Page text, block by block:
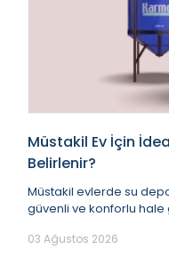
Müstakil Ev İçin
Belirlenir?
Müstakil evlerde su
güvenli ve konforlu
03 Ağustos 2026